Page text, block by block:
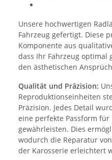
Unsere hochwertigen
Fahrzeug gefertigt. Diese
Komponente aus
dass Ihr Fahrzeug optimal
den ästhetischen
Qualität und Präzision:
Reproduktionseinheiten
Präzision. Jedes Detail
eine perfekte Passform für
gewährleisten. Dies
wodurch die Reparatur
der Karosserie erleichtert